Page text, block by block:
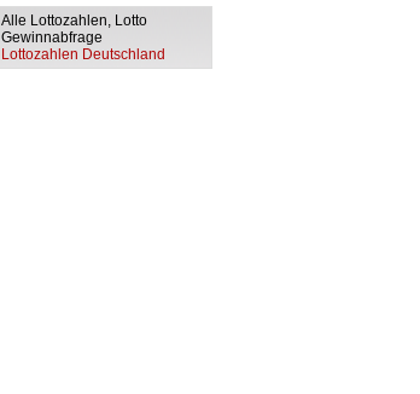
Alle Lottozahlen, Lotto
Gewinnabfrage
Lottozahlen Deutschland